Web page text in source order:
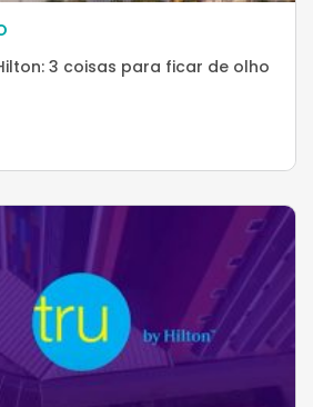
3 coisas para ficar de olho